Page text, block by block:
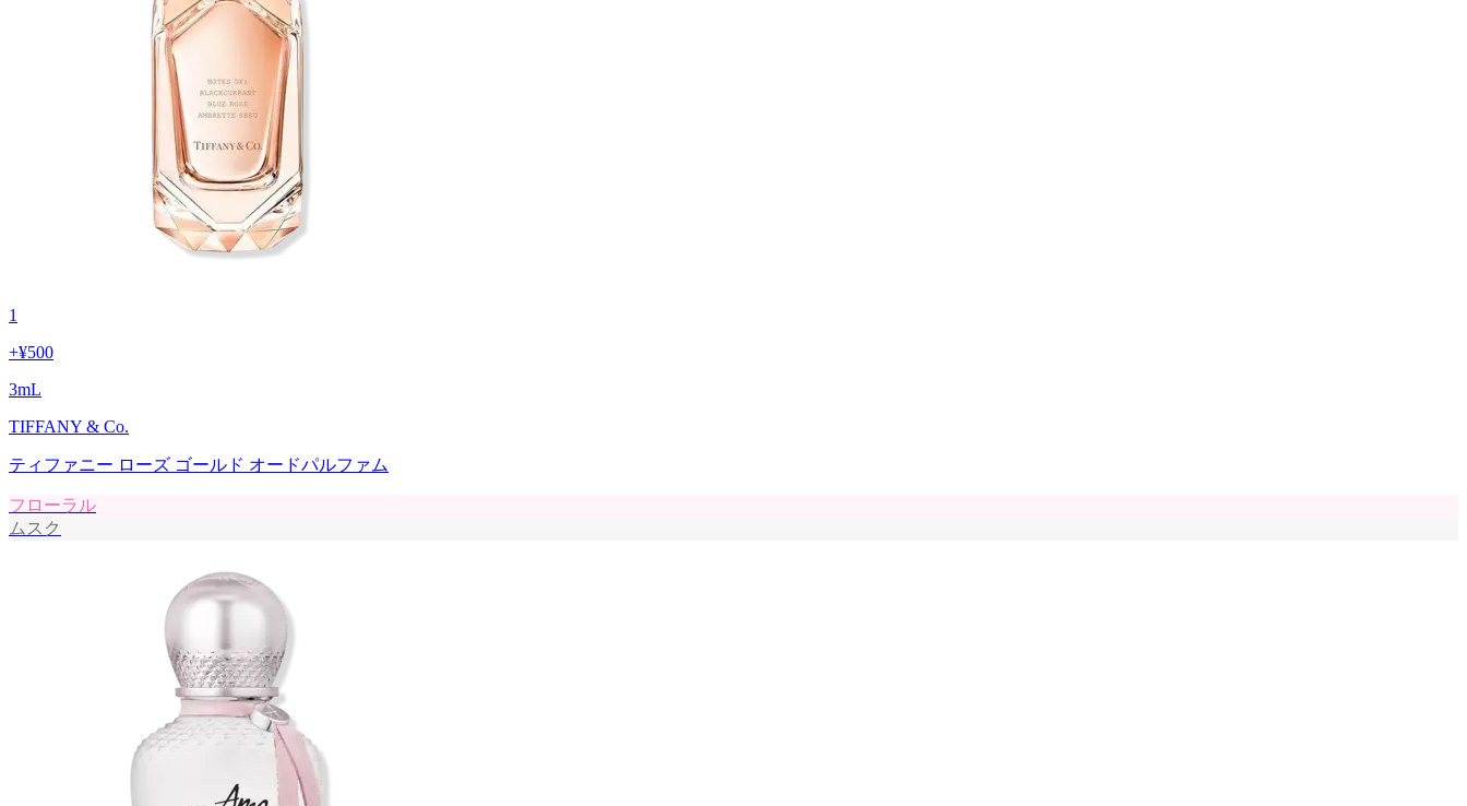
1
+¥500
3mL
TIFFANY & Co.
ティファニー ローズ ゴールド オードパルファム
フローラル
ムスク